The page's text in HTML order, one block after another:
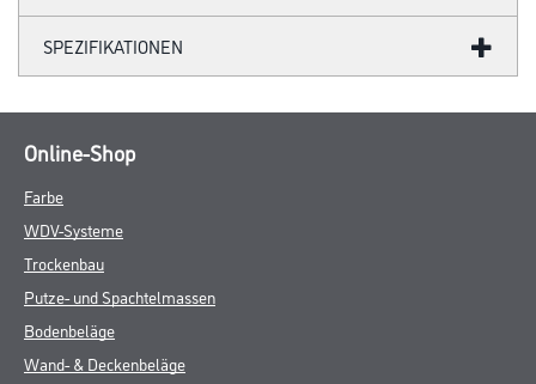
SPEZIFIKATIONEN
Online-Shop
Farbe
WDV-Systeme
Trockenbau
Putze- und Spachtelmassen
Bodenbeläge
Wand- & Deckenbeläge